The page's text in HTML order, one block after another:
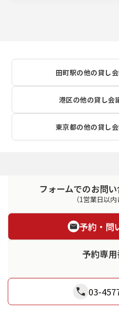
田町駅の他の貸し
港区の他の貸し会
東京都の他の貸し
フォームでのお問
（1営業日以内
予約・問
予約専
03-